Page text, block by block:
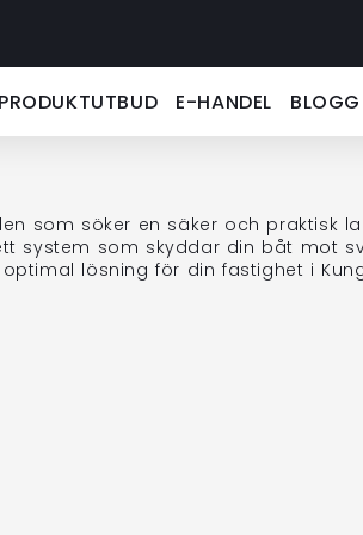
PRODUKTUTBUD E-HANDEL BLOGG
som söker en säker och praktisk
system som skyddar din båt mot
lösning för din fastighet i